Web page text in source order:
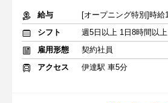
給与
シフト
週5日以上 1日8時間以上
雇用形態
契約社員
アクセス
伊達駅 車5分